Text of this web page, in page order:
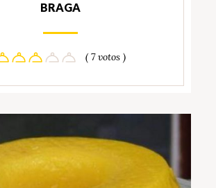
BRAGA
( 7 votos )